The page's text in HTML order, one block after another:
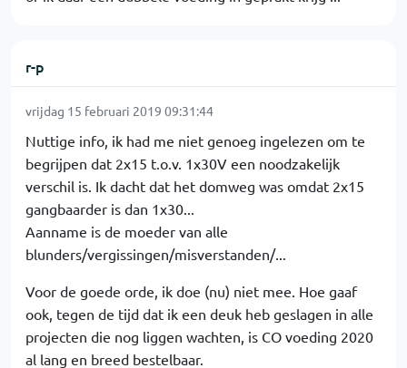
r-p
vrijdag 15 februari 2019 09:31:44
Nuttige info, ik had me niet genoeg ingelezen om te
begrijpen dat 2x15 t.o.v. 1x30V een noodzakelijk
verschil is. Ik dacht dat het domweg was omdat 2x15
gangbaarder is dan 1x30...
Aanname is de moeder van alle
blunders/vergissingen/misverstanden/...
Voor de goede orde, ik doe (nu) niet mee. Hoe gaaf
ook, tegen de tijd dat ik een deuk heb geslagen in alle
projecten die nog liggen wachten, is CO voeding 2020
al lang en breed bestelbaar.